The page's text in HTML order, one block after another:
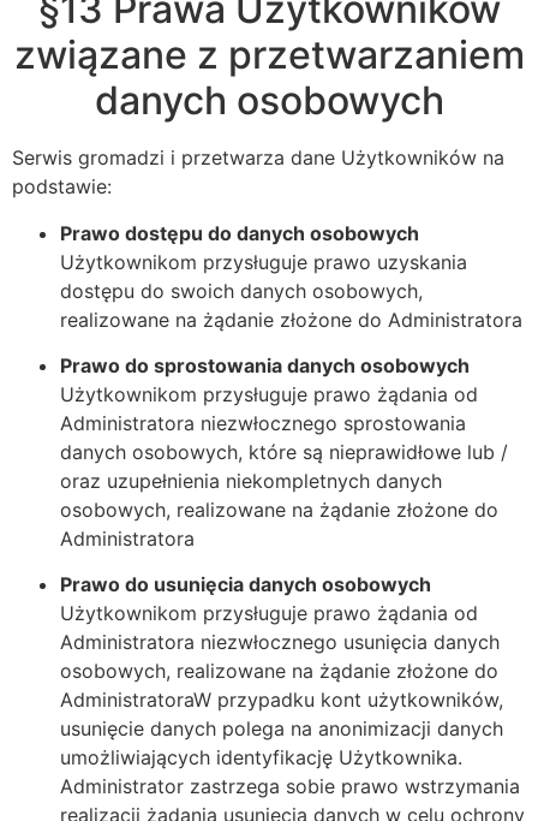
związane z przetwarzaniem
danych osobowych
Serwis gromadzi i przetwarza dane Użytkowników na
podstawie:
Prawo dostępu do danych osobowych
Użytkownikom przysługuje prawo uzyskania
dostępu do swoich danych osobowych,
realizowane na żądanie złożone do Administratora
Prawo do sprostowania danych osobowych
Użytkownikom przysługuje prawo żądania od
Administratora niezwłocznego sprostowania
danych osobowych, które są nieprawidłowe lub /
oraz uzupełnienia niekompletnych danych
osobowych, realizowane na żądanie złożone do
Administratora
Prawo do usunięcia danych osobowych
Użytkownikom przysługuje prawo żądania od
Administratora niezwłocznego usunięcia danych
osobowych, realizowane na żądanie złożone do
AdministratoraW przypadku kont użytkowników,
usunięcie danych polega na anonimizacji danych
umożliwiających identyfikację Użytkownika.
Administrator zastrzega sobie prawo wstrzymania
realizacji żądania usunięcia danych w celu ochrony